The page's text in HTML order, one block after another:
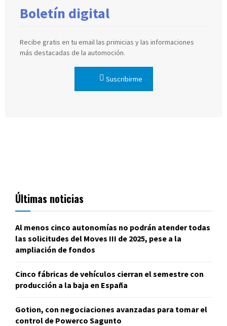
Boletín digital
Recibe gratis en tu email las primicias y las informaciones
más destacadas de la automoción.
Suscribirme
Últimas noticias
Al menos cinco autonomías no podrán atender todas
las solicitudes del Moves III de 2025, pese a la
ampliación de fondos
Cinco fábricas de vehículos cierran el semestre con
producción a la baja en España
Gotion, con negociaciones avanzadas para tomar el
control de Powerco Sagunto